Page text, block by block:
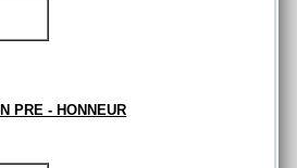
PRE - HONNEUR